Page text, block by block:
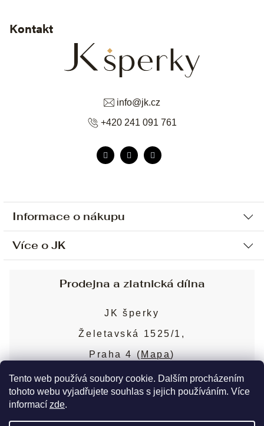
Tento web používá soubory cookie. Dalším procházením
tohoto webu vyjadřujete souhlas s jejich používáním. Více
informací zde.
Informace o nákupu
Ochrana osobních údajů
Sjednání osobní schůzky
Obchodní podmínky
Puncovní značky
Více o JK
Blog
Nejčastější dotazy
Kontakt
info@jk.cz
+420 241 091 761
Prodejna a zlatnická dílna
JK šperky
Želetavská 1525/1,
Praha 4 (Mapa)
Více o prodejně
Copyright 2026JK šperky. Všechna práva